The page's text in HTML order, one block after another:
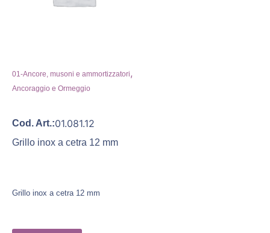
01-Ancore, musoni e ammortizzatori,
Ancoraggio e Ormeggio
Cod. Art.:01.081.12
Grillo inox a cetra 12 mm
Grillo inox a cetra 12 mm